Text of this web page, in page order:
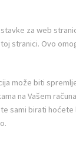
ostalih
Međutim,
naših
za web
stranici. Ovo
može biti
na Vašem
sami birati hoćete